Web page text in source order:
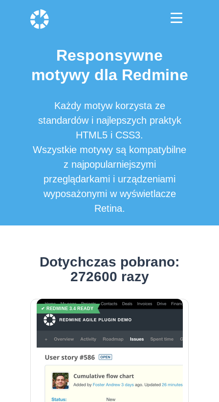
Responsywne
motywy dla Redmine
Każdy motyw korzysta ze
standardów i najlepszych praktyk
HTML5 i CSS3.
Wszystkie motywy są kompatybilne
z najpopularniejszymi
przeglądarkami i urządzeniami
wyposażonymi w wyświetlacze
Retina.
Dotychczas pobrano:
272600 razy
✔ REDMINE 3.4 READY